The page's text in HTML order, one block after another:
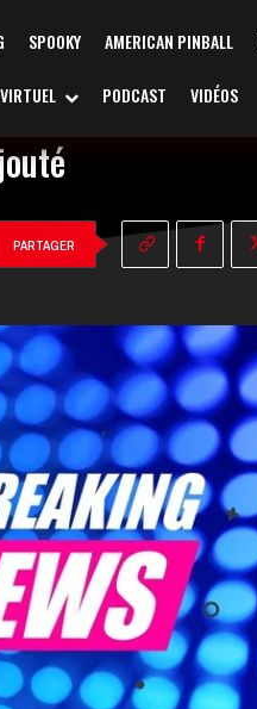
SPOOKY AMERICAN PINBALL
PODCAST VIDÉOS
PARTAGER